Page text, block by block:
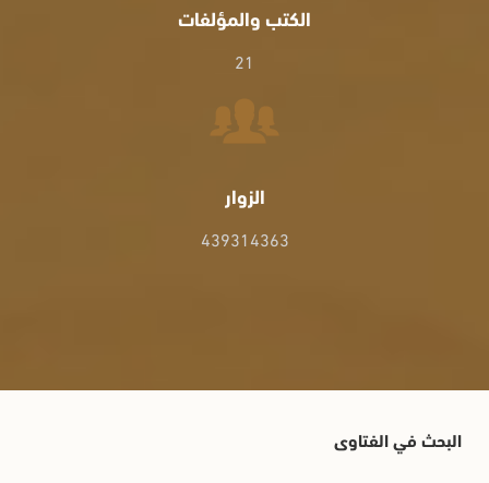
الكتب والمؤلفات
21
الزوار
439314363
البحث في الفتاوى